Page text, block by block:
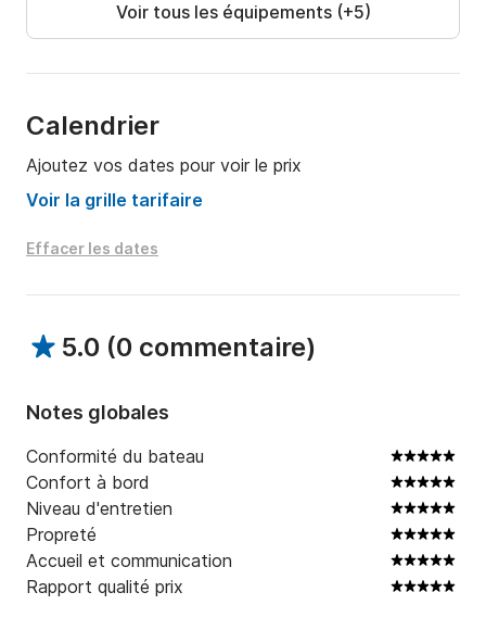
Voir tous les équipements (+5)
Calendrier
Ajoutez vos dates pour voir le prix
Voir la grille tarifaire
Effacer les dates
5.0 (0 commentaire)
Notes globales
Conformité du bateau
Confort à bord
Niveau d'entretien
Propreté
Accueil et communication
Rapport qualité prix